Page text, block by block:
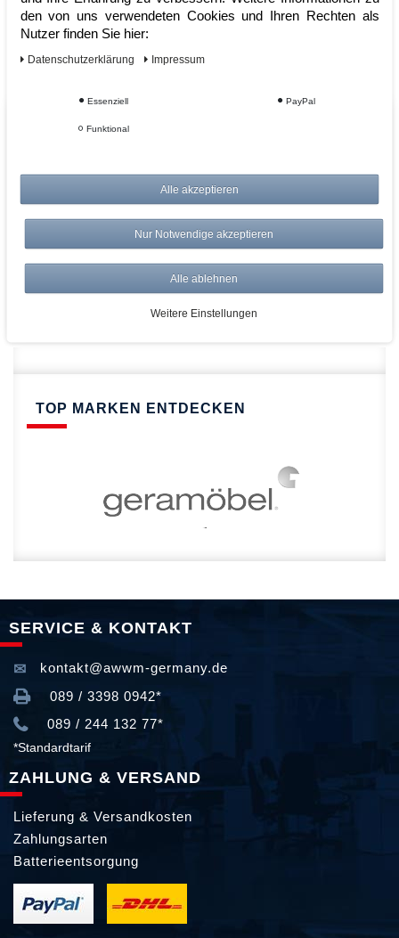
Sofort lieferbar
Vom Profi für Profis - Ihre Vorteile
Versandkostenfrei ab 150€
Risikolos: 14 Tage Rückgabe
Über 20.000 Artikel
Schnelle Lieferung
TOP MARKEN ENTDECKEN
SERVICE & KONTAKT
kontakt@awwm-germany.de
089 / 3398 0942*
089 / 244 132 77*
*Standardtarif
ZAHLUNG & VERSAND
Lieferung & Versandkosten
Zahlungsarten
Batterieentsorgung
den von uns verwendeten Cookies und Ihren Rechten als
Nutzer finden Sie hier:
Daten­schutz­erklärung Impressum
Essenziell PayPal
Funktional
Alle akzeptieren
Nur Notwendige akzeptieren
Alle ablehnen
Weitere Einstellungen